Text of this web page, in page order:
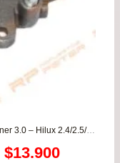
Cilindro embrague esclavo para Toyota Fortuner 3.0 – Hilux 2.4/2.5/3.0
$13.900